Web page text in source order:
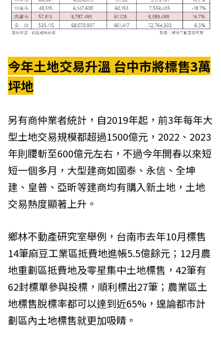
今年土地交易升溫 台中市將標售3萬
坪地
另有商仲業者統計，自2019年起，前3年每年大
型土地交易規模都超過1500億元，2022、2023
年則腰斬至600億元左右，不過今年開春以來短
短一個多月，大型建商如國泰、永信、全坤
建、皇普、亞昕等建商均有購入新土地，土地
交易熱度顯著上升。
鄉林不動產研究室舉例，台南市去年10月標售
14筆麻豆工業區抵費地進帳5.5億餘元；12月農
地重劃區抵費地及零星集中土地標售，42筆有
62封標單參與投標，順利標出27筆；農業區土
地標售脫標率都可以達到近65%，遑論都市計
劃區內土地標售就更加吸睛。